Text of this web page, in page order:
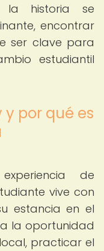
la historia se
encontrar
ser clave para
estudiantil
por qué es
de
vive con
estancia en el
la oportunidad
practicar el